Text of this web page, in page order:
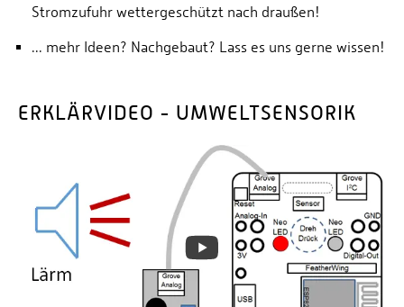
Stromzufuhr wettergeschützt nach draußen!
... mehr Ideen? Nachgebaut? Lass es uns gerne wissen!
ERKLÄRVIDEO - UMWELTSENSORIK